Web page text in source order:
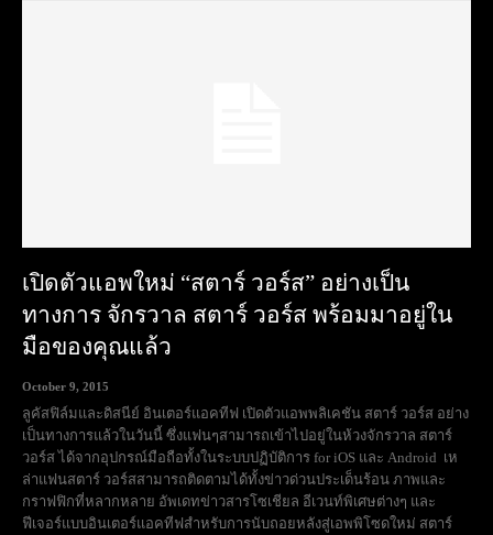
เปิดตัวแอพใหม่ “สตาร์ วอร์ส” อย่างเป็น
ทางการ จักรวาล สตาร์ วอร์ส พร้อมมาอยู่ใน
มือของคุณแล้ว
October 9, 2015
ลูคัสฟิล์มและดิสนีย์ อินเตอร์แอคทีฟ เปิดตัวแอพพลิเคชัน สตาร์ วอร์ส อย่าง
เป็นทางการแล้วในวันนี้ ซึ่งแฟนๆสามารถเข้าไปอยู่ในห้วงจักรวาล สตาร์
วอร์ส ได้จากอุปกรณ์มือถือทั้งในระบบปฏิบัติการ for iOS และ Android เห
ล่าแฟนสตาร์ วอร์สสามารถติดตามได้ทั้งข่าวด่วนประเด็นร้อน ภาพและ
กราฟฟิกที่หลากหลาย อัพเดทข่าวสารโซเชียล อีเวนท์พิเศษต่างๆ และ
ฟีเจอร์แบบอินเตอร์แอคทีฟสำหรับการนับถอยหลังสู่เอพพิโซดใหม่ สตาร์